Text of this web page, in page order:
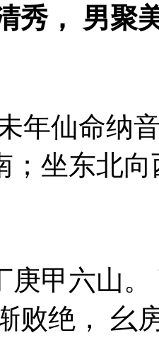
秀， 男聚
年仙命纳
；坐东北
庚甲六山
败绝， 幺